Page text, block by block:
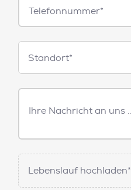
Standorte
Standort*
Freitext
Nachricht
Lebenslauf hochladen*